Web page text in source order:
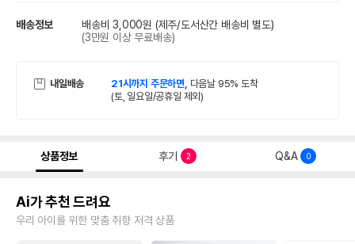
배송정보 배송비 3,000원 (제주/도서산간 배송비 별도)
(3만원 이상 무료배송)
내일배송 21시까지 주문하면, 다음날 95% 도착
(토, 일요일/공휴일 제외)
상품정보 후기 2 Q&A 0
Ai가 추천 드려요
우리 아이를 위한 맞춤 취향 저격 상품